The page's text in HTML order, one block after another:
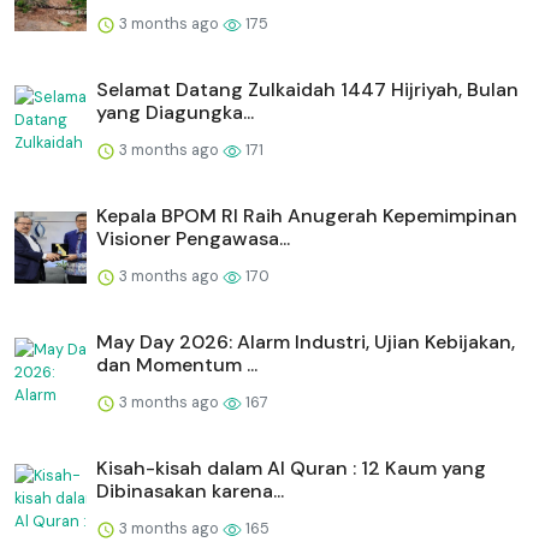
3 months ago 175
Selamat Datang Zulkaidah 1447 Hijriyah, Bulan
yang Diagungka...
3 months ago 171
Kepala BPOM RI Raih Anugerah Kepemimpinan
Visioner Pengawasa...
3 months ago 170
May Day 2026: Alarm Industri, Ujian Kebijakan,
dan Momentum ...
3 months ago 167
Kisah-kisah dalam Al Quran : 12 Kaum yang
Dibinasakan karena...
3 months ago 165